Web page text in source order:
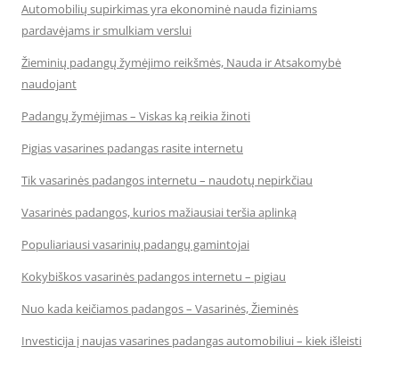
Automobilių supirkimas yra ekonominė nauda fiziniams
pardavėjams ir smulkiam verslui
Žieminių padangų žymėjimo reikšmės, Nauda ir Atsakomybė
naudojant
Padangų žymėjimas – Viskas ką reikia žinoti
Pigias vasarines padangas rasite internetu
Tik vasarinės padangos internetu – naudotų nepirkčiau
Vasarinės padangos, kurios mažiausiai teršia aplinką
Populiariausi vasarinių padangų gamintojai
Kokybiškos vasarinės padangos internetu – pigiau
Nuo kada keičiamos padangos – Vasarinės, Žieminės
Investicija į naujas vasarines padangas automobiliui – kiek išleisti